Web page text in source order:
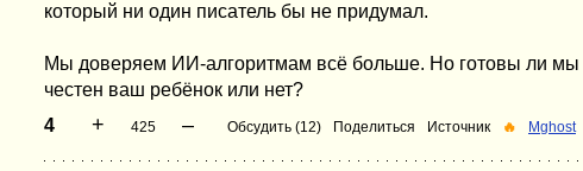
который ни один писатель бы не придумал.
Мы доверяем ИИ-алгоритмам всё больше. Но готовы ли мы
честен ваш ребёнок или нет?
4
+ 425 – Обсудить (12) Поделиться Источник 🔥 Mghost